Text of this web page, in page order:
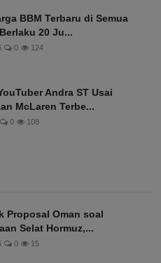
BBM Terbaru di Semua
20 Ju...
0 124
Andra ST Usai
McLaren Terbe...
0 108
Proposal Oman soal
Selat Hormuz,...
0 15